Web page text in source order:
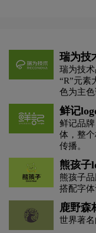
茶饮料logo设计
C字母酒店logo设计
杜松子酒logo设计
地铁logo设计 大
D字母酒店logo设计
服装logo设计 服
瑞为技
瑞为技
“R”元素
色为主
布局合
重视。
鲜记
鲜记品
体，整
传播。
熊孩子
熊孩子
搭配字体
鹿野森
世界著名